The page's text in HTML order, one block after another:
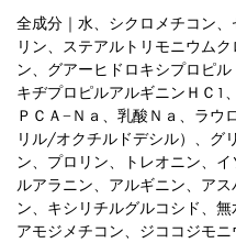
全成分｜水、シクロメチコン
リン、ステアルトリモニウム
ン、グアーヒドロキシプロピ
キヂプロピルアルギニンＨＣ1
ＰＣＡ−Ｎａ、乳酸Ｎａ、ラウ
リル/オクチルドデシル）、グ
ン、プロリン、トレオニン、
ルアラニン、アルギニン、ア
ン、キシリチルグルコシド、
アモジメチコン、ジココジモ